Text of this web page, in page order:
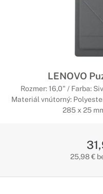
LENOVO
Rozmer: 16,0" / Farba:
Materiál vnútorný:
285 x 25
25,98 €